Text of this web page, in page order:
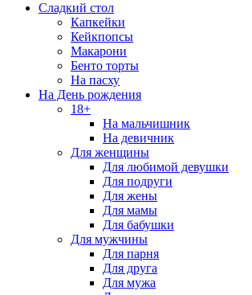
Сладкий стол
Капкейки
Кейкпопсы
Макарони
Бенто торты
На пасху
На День рождения
18+
На мальчишник
На девичник
Для женщины
Для любимой девушки
Для подруги
Для жены
Для мамы
Для бабушки
Для мужчины
Для парня
Для друга
Для мужа